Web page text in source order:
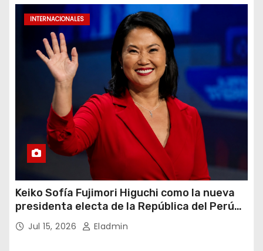
INTERNACIONALES
Keiko Sofía Fujimori Higuchi como la nueva
presidenta electa de la República del Perú
para el periodo constitucional 2026-2031
Jul 15, 2026 Eladmin